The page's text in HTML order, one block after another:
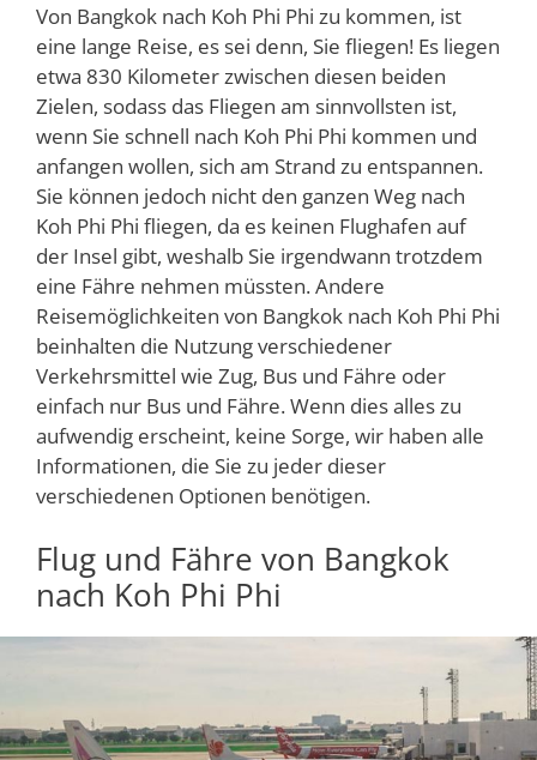
Von Bangkok nach Koh Phi Phi zu kommen, ist
eine lange Reise, es sei denn, Sie fliegen! Es liegen
etwa 830 Kilometer zwischen diesen beiden
Zielen, sodass das Fliegen am sinnvollsten ist,
wenn Sie schnell nach Koh Phi Phi kommen und
anfangen wollen, sich am Strand zu entspannen.
Sie können jedoch nicht den ganzen Weg nach
Koh Phi Phi fliegen, da es keinen Flughafen auf
der Insel gibt, weshalb Sie irgendwann trotzdem
eine Fähre nehmen müssten. Andere
Reisemöglichkeiten von Bangkok nach Koh Phi Phi
beinhalten die Nutzung verschiedener
Verkehrsmittel wie Zug, Bus und Fähre oder
einfach nur Bus und Fähre. Wenn dies alles zu
aufwendig erscheint, keine Sorge, wir haben alle
Informationen, die Sie zu jeder dieser
verschiedenen Optionen benötigen.
Flug und Fähre von Bangkok
nach Koh Phi Phi